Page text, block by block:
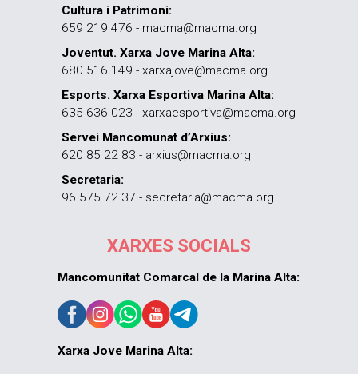
Cultura i Patrimoni:
659 219 476 - macma@macma.org
Joventut. Xarxa Jove Marina Alta:
680 516 149 - xarxajove@macma.org
Esports. Xarxa Esportiva Marina Alta:
635 636 023 - xarxaesportiva@macma.org
Servei Mancomunat d’Arxius:
620 85 22 83 - arxius@macma.org
Secretaria:
96 575 72 37 - secretaria@macma.org
XARXES SOCIALS
Mancomunitat Comarcal de la Marina Alta:
Xarxa Jove Marina Alta: